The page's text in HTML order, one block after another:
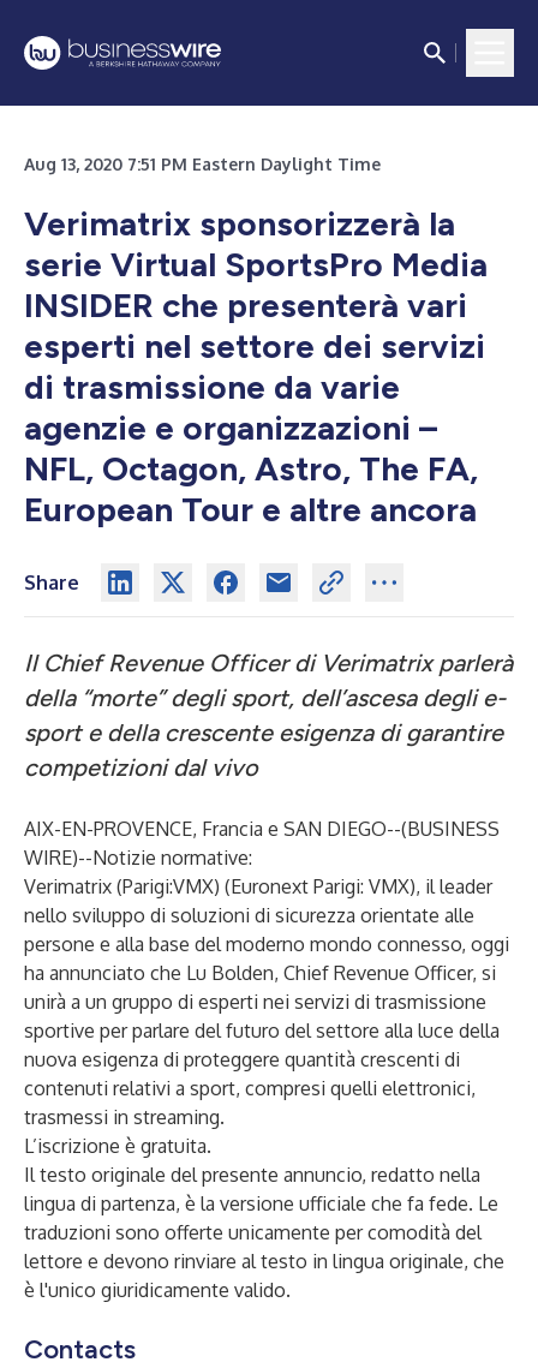
Aug 13, 2020 7:51 PM Eastern Daylight Time
Verimatrix sponsorizzerà la
serie Virtual SportsPro Media
INSIDER che presenterà vari
esperti nel settore dei servizi
di trasmissione da varie
agenzie e organizzazioni –
NFL, Octagon, Astro, The FA,
European Tour e altre ancora
Share
Il Chief Revenue Officer di Verimatrix parlerà
della “morte” degli sport, dell’ascesa degli e-
sport e della crescente esigenza di garantire
competizioni dal vivo
AIX-EN-PROVENCE, Francia e SAN DIEGO--(BUSINESS
WIRE)--Notizie normative:
Verimatrix (Parigi:VMX) (Euronext Parigi: VMX), il leader
nello sviluppo di soluzioni di sicurezza orientate alle
persone e alla base del moderno mondo connesso, oggi
ha annunciato che Lu Bolden, Chief Revenue Officer, si
unirà a un gruppo di esperti nei servizi di trasmissione
sportive per parlare del futuro del settore alla luce della
nuova esigenza di proteggere quantità crescenti di
contenuti relativi a sport, compresi quelli elettronici,
trasmessi in streaming.
L’iscrizione è gratuita.
Il testo originale del presente annuncio, redatto nella
lingua di partenza, è la versione ufficiale che fa fede. Le
traduzioni sono offerte unicamente per comodità del
lettore e devono rinviare al testo in lingua originale, che
è l'unico giuridicamente valido.
Contacts